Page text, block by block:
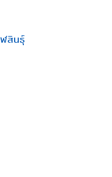
ฬสินธุ์